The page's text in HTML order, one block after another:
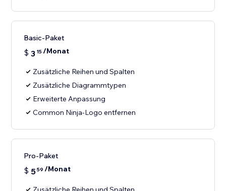
Basic-Paket
$ 3 15/Monat
Zusätzliche Reihen und Spalten
Zusätzliche Diagrammtypen
Common Ninja-Logo entfernen
Pro-Paket
$ 559 /Monat